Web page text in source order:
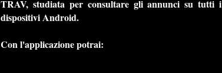
TRAV, studiata per consultare gli annunci su tutti i
dispositivi Android.
Con l'applicazione potrai: